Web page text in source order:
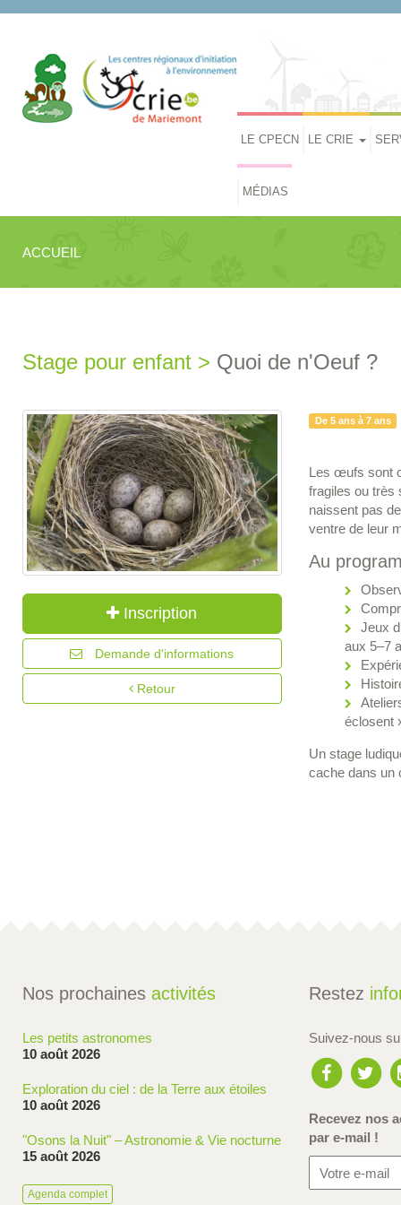
LE CPECN LE CRIE
MÉDIAS
ACCUEIL
Stage pour enfant > Quoi de n'Oeuf ?
Inscription
Demande d'informations
Retour
De 5 ans à 7 ans
Les œufs sont
fragiles ou très
naissent pas
ventre de leur
Au
Jeux
aux 5–7
éclosent
Un stage
cache dans
Nos prochaines activités
Les petits astronomes
10 août 2026
Exploration du ciel : de la Terre aux étoiles
10 août 2026
"Osons la Nuit" – Astronomie & Vie nocturne
15 août 2026
Agenda complet
Restez
Suivez-nous
Recevez nos
par e-mail !